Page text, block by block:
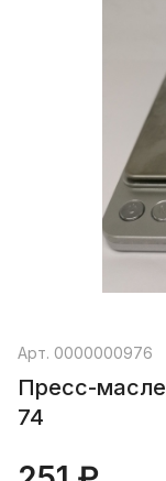
Арт. 0000000976
Пресс-
74